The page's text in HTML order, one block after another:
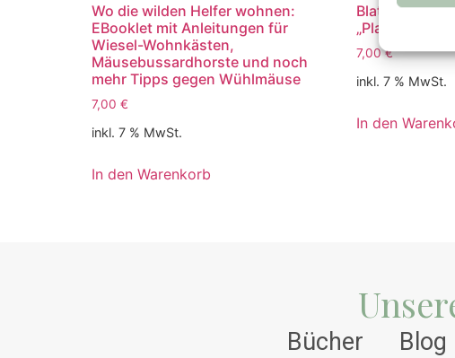
Wo die wilden Helfer wohnen:
EBooklet mit Anleitungen für
Wiesel-Wohnkästen,
Mäusebussardhorste und noch
mehr Tipps gegen Wühlmäuse
7,00 €
inkl. 7 % MwSt.
In den Warenkorb
Blattläuse:
„Plankton
7,00€
inkl. 7 % MwSt.
In den
Bücher Blog